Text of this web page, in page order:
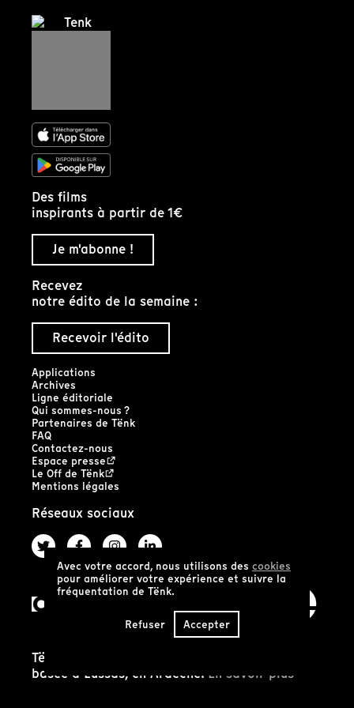
Avec votre accord, nous utilisons des cookies
pour améliorer votre expérience et suivre la
fréquentation de Tënk.
Refuser Accepter
Des films
inspirants à partir de 1€
Je m'abonne !
Recevez
notre édito de la semaine :
Recevoir l'édito
Applications
Archives
Ligne éditoriale
Qui sommes-nous ?
Partenaires de Tënk
FAQ
Contactez-nous
Espace presse
Le Off de Tënk
Mentions légales
Réseaux sociaux
Tënk est édité par la coopérative SCIC Tënk
basée à Lussas, en Ardèche. En savoir plus